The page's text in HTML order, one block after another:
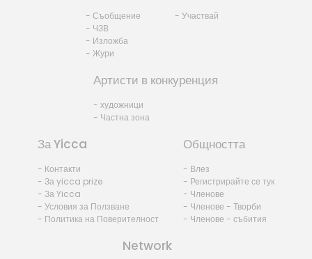
- Съобщение
- ЧЗВ
- Изложба
- Жури
- Участвай
Артисти в конкуренция
- художници
- Частна зона
За Yicca
- Контакти
- За yicca prize
- За Yicca
- Условия за Ползване
- Политика на Поверителност
Общността
- Влез
- Регистрирайте се тук
- Членове
- Членове - Творби
- Членове - събития
Network